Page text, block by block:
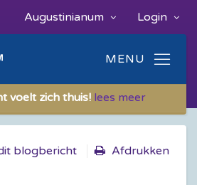
Login
Augustinianum
voelt zich thuis! lees meer
blogbericht Afdrukken